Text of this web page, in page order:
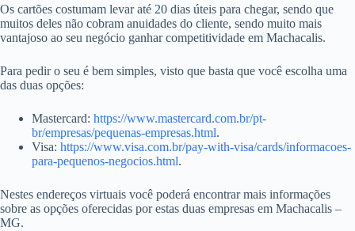
Os cartões costumam levar até 20 dias úteis para chegar, sendo que
muitos deles não cobram anuidades do cliente, sendo muito mais
vantajoso ao seu negócio ganhar competitividade em Machacalis.
Para pedir o seu é bem simples, visto que basta que você escolha uma
das duas opções:
Mastercard: https://www.mastercard.com.br/pt-
br/empresas/pequenas-empresas.html.
Visa: https://www.visa.com.br/pay-with-visa/cards/informacoes-
para-pequenos-negocios.html.
Nestes endereços virtuais você poderá encontrar mais informações
sobre as opções oferecidas por estas duas empresas em Machacalis –
MG.